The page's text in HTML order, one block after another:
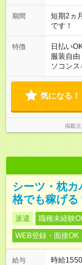
週最低
期間
短期2ヵ
です！
特徴 日払い
服装自由
ソコン
気になる！
掲載
シーツ・枕
格でも稼げる
派遣 職種未経験
WEB登録・面接OK
給与
時給